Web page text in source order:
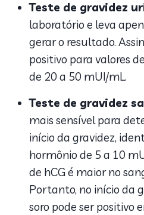
Teste de gravidez
laboratório e leva
gerar o resultado.
positivo para valores
de 20 a 50 mUI/mL.
Teste de gravidez
mais sensível para
início da gravidez,
hormônio de 5 a 10
de hCG é maior no
Portanto, no início da
soro pode ser positivo